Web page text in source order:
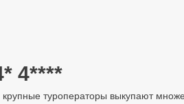
4****
туроператоры выкупают